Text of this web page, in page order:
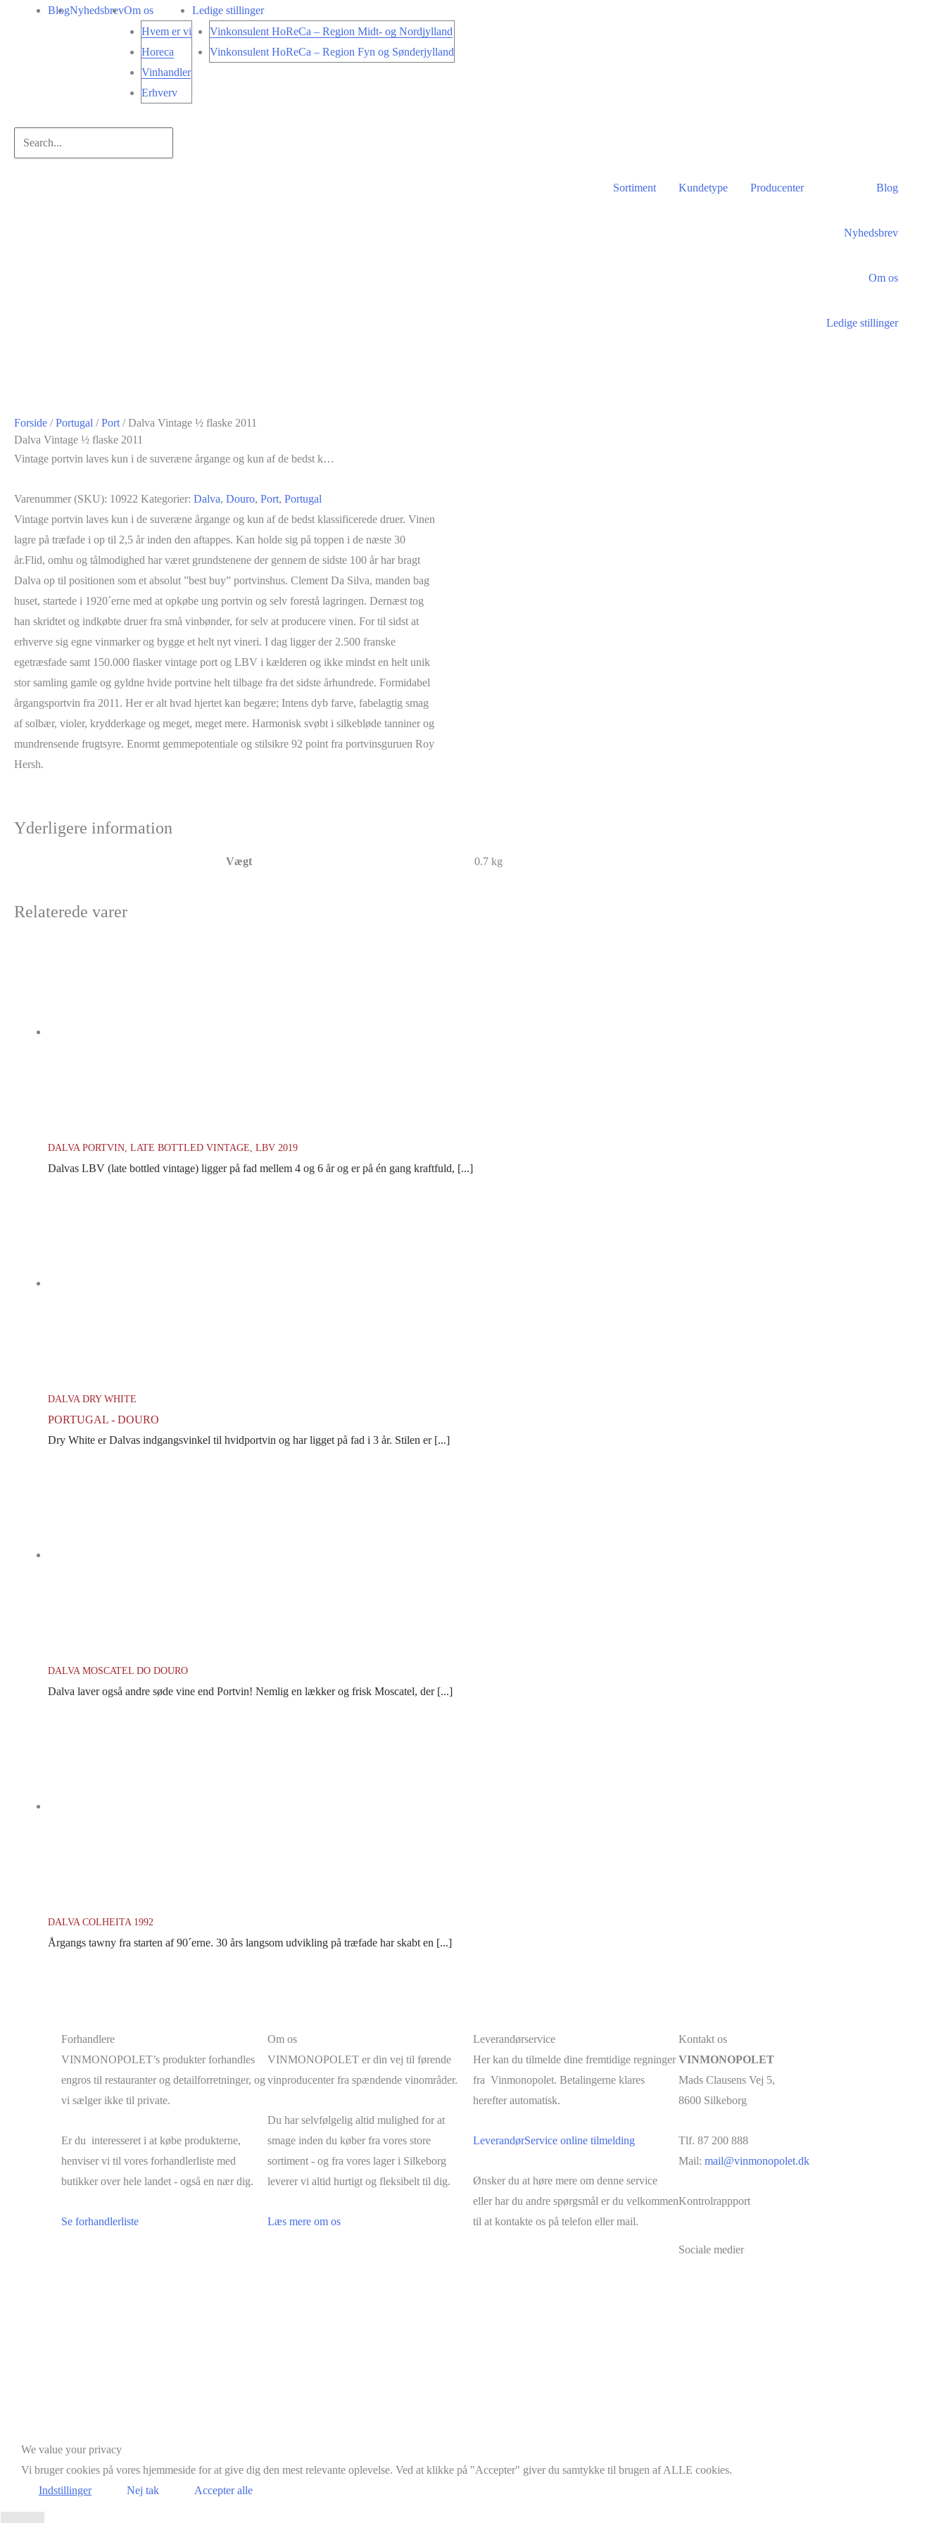
BlogNyhedsbrevOm os
Hvem er vi
Horeca
Vinhandler
Erhverv
Ledige stillinger
Vinkonsulent HoReCa – Region Midt- og Nordjylland
Vinkonsulent HoReCa – Region Fyn og Sønderjylland
Search...
Sortiment Kundetype Producenter Blog
Nyhedsbrev
Om os
Ledige stillinger
Forside /Portugal /Port / Dalva Vintage ½ flaske 2011
Dalva Vintage ½ flaske 2011
Vintage portvin laves kun i de suveræne årgange og kun af de bedst k…
Varenummer (SKU): 10922 Kategorier: Dalva, Douro, Port, Portugal
Vintage portvin laves kun i de suveræne årgange og kun af de bedst klassificerede druer. Vinen
lagre på træfade i op til 2,5 år inden den aftappes. Kan holde sig på toppen i de næste 30
år.Flid, omhu og tålmodighed har været grundstenene der gennem de sidste 100 år har bragt
Dalva op til positionen som et absolut ”best buy” portvinshus. Clement Da Silva, manden bag
huset, startede i 1920´erne med at opkøbe ung portvin og selv forestå lagringen. Dernæst tog
han skridtet og indkøbte druer fra små vinbønder, for selv at producere vinen. For til sidst at
erhverve sig egne vinmarker og bygge et helt nyt vineri. I dag ligger der 2.500 franske
egetræsfade samt 150.000 flasker vintage port og LBV i kælderen og ikke mindst en helt unik
stor samling gamle og gyldne hvide portvine helt tilbage fra det sidste århundrede. Formidabel
årgangsportvin fra 2011. Her er alt hvad hjertet kan begære; Intens dyb farve, fabelagtig smag
af solbær, violer, krydderkage og meget, meget mere. Harmonisk svøbt i silkebløde tanniner og
mundrensende frugtsyre. Enormt gemmepotentiale og stilsikre 92 point fra portvinsguruen Roy
Hersh.
Yderligere information
Vægt 0.7 kg
Relaterede varer
DALVA PORTVIN, LATE BOTTLED VINTAGE, LBV 2019
Dalvas LBV (late bottled vintage) ligger på fad mellem 4 og 6 år og er på én gang kraftfuld, [...]
DALVA DRY WHITE
PORTUGAL - DOURO
Dry White er Dalvas indgangsvinkel til hvidportvin og har ligget på fad i 3 år. Stilen er [...]
DALVA MOSCATEL DO DOURO
Dalva laver også andre søde vine end Portvin! Nemlig en lækker og frisk Moscatel, der [...]
DALVA COLHEITA 1992
Årgangs tawny fra starten af 90´erne. 30 års langsom udvikling på træfade har skabt en [...]
Forhandlere
VINMONOPOLET’s produkter forhandles
engros til restauranter og detailforretninger, og
vi sælger ikke til private.
Er du interesseret i at købe produkterne,
henviser vi til vores forhandlerliste med
butikker over hele landet - også en nær dig.
Se forhandlerliste
Om os
VINMONOPOLET er din vej til førende
vinproducenter fra spændende vinområder.
Du har selvfølgelig altid mulighed for at
smage inden du køber fra vores store
sortiment - og fra vores lager i Silkeborg
leverer vi altid hurtigt og fleksibelt til dig.
Læs mere om os
Leverandørservice
Her kan du tilmelde dine fremtidige regninger
fra Vinmonopolet. Betalingerne klares
herefter automatisk.
LeverandørService online tilmelding
Ønsker du at høre mere om denne service
eller har du andre spørgsmål er du velkommen
til at kontakte os på telefon eller mail.
Kontakt os
VINMONOPOLET
Mads Clausens Vej 5,
8600 Silkeborg
Tlf. 87 200 888
Mail:mail@vinmonopolet.dk
Kontrolrappport
Sociale medier
We value your privacy
Vi bruger cookies på vores hjemmeside for at give dig den mest relevante oplevelse. Ved at klikke på "Accepter" giver du samtykke til brugen af ALLE cookies.
Indstillinger
Nej tak Accepter alle